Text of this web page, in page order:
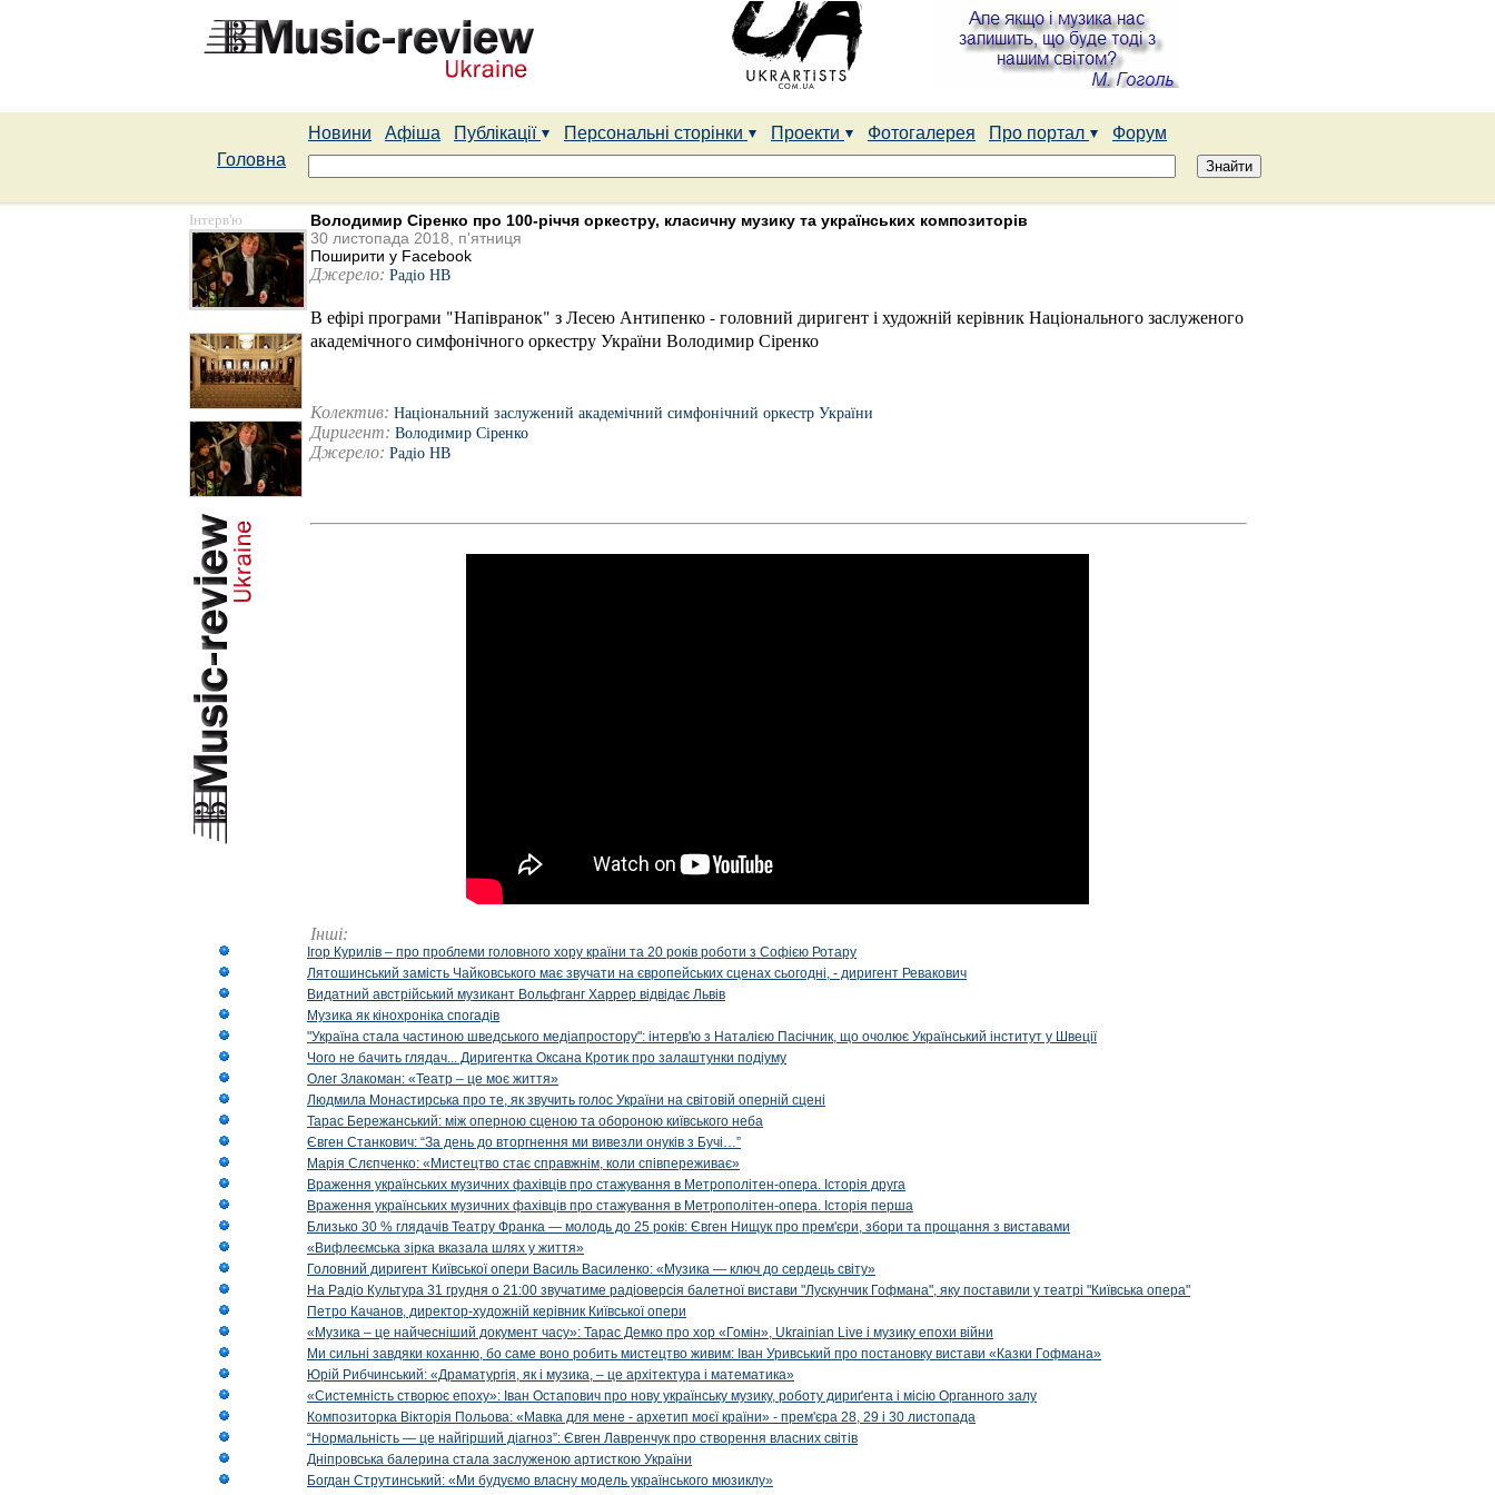
Новини Афіша Публікації Персональні сторінки Проекти Фотогалерея Про портал
Форум
Головна
Інтерв'ю
Володимир Сіренко про 100-річчя оркестру, класичну музику та українських композиторів
30 листопада 2018, п'ятниця
Поширити у Facebook
Джерело: Радіо НВ
В ефірі програми "Напівранок" з Лесею Антипенко - головний диригент і художній керівник Національного заслуженого
академічного симфонічного оркестру України Володимир Сіренко
Колектив: Національний заслужений академічний симфонічний оркестр України
Диригент: Володимир Сіренко
Джерело: Радіо НВ
Інші:
Ігор Курилів – про проблеми головного хору країни та 20 років роботи з Софією Ротару
Лятошинський замість Чайковського має звучати на європейських сценах сьогодні, - диригент Ревакович
Видатний австрійський музикант Вольфганг Харрер відвідає Львів
Музика як кінохроніка спогадів
"Україна стала частиною шведського медіапростору": інтерв'ю з Наталією Пасічник, що очолює Український інститут у Швеції
Чого не бачить глядач... Диригентка Оксана Кротик про залаштунки подіуму
Олег Злакоман: «Театр – це моє життя»
Людмила Монастирська про те, як звучить голос України на світовій оперній сцені
Тарас Бережанський: між оперною сценою та обороною київського неба
Євген Станкович: “За день до вторгнення ми вивезли онуків з Бучі…”
Марія Слєпченко: «Мистецтво стає справжнім, коли співпереживає»
Враження українських музичних фахівців про стажування в Метрополітен-опера. Історія друга
Враження українських музичних фахівців про стажування в Метрополітен-опера. Історія перша
Близько 30 % глядачів Театру Франка — молодь до 25 років: Євген Нищук про прем'єри, збори та прощання з виставами
«Вифлеємська зірка вказала шлях у життя»
Головний диригент Київської опери Василь Василенко: «Музика — ключ до сердець світу»
На Радіо Культура 31 грудня о 21:00 звучатиме радіоверсія балетної вистави "Лускунчик Гофмана", яку поставили у театрі "Київська опера"
Петро Качанов, директор-художній керівник Київської опери
«Музика – це найчесніший документ часу»: Тарас Демко про хор «Гомін», Ukrainian Live і музику епохи війни
Ми сильні завдяки коханню, бо саме воно робить мистецтво живим: Іван Уривський про постановку вистави «Казки Гофмана»
Юрій Рибчинський: «Драматургія, як і музика, – це архітектура і математика»
«Системність створює епоху»: Іван Остапович про нову українську музику, роботу дириґента і місію Органного залу
Композиторка Вікторія Польова: «Мавка для мене - архетип моєї країни» - прем'єра 28, 29 і 30 листопада
“Нормальність — це найгірший діагноз”: Євген Лавренчук про створення власних світів
Дніпровська балерина стала заслуженою артисткою України
Богдан Струтинський: «Ми будуємо власну модель українського мюзиклу»